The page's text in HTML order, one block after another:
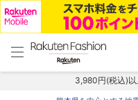
menu home
トップ
3,980円(税込)以